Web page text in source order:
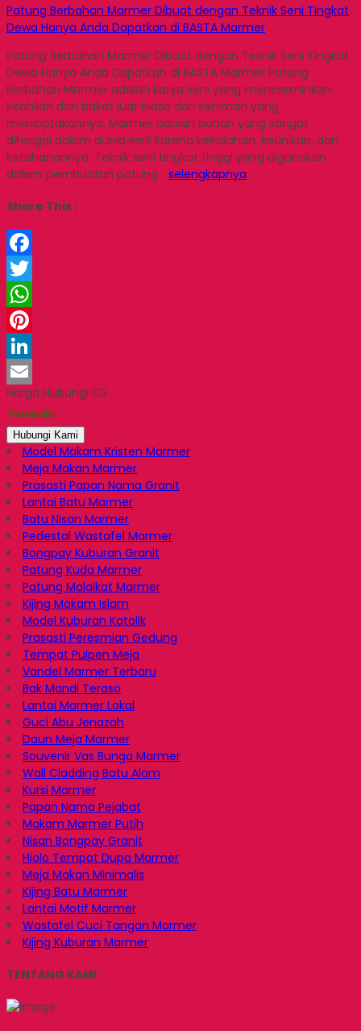
Patung Berbahan Marmer Dibuat dengan Teknik Seni Tingkat
Dewa Hanya Anda Dapatkan di BASTA Marmer
Patung Berbahan Marmer Dibuat dengan Teknik Seni Tingkat
Dewa Hanya Anda Dapatkan di BASTA Marmer Patung
Berbahan Marmer adalah karya seni yang mencerminkan
keahlian dan bakat luar biasa dari seniman yang
menciptakannya. Marmer adalah bahan yang sangat
dihargai dalam dunia seni karena keindahan, keunikan, dan
ketahanannya. Teknik seni tingkat tinggi yang digunakan
dalam pembuatan patung… selengkapnya
Share This :
Facebook
Twitter
WhatsApp
Pinterest
LinkedIn
Email
Harga Hubungi CS
Tersedia
Hubungi Kami
Model Makam Kristen Marmer
Meja Makan Marmer
Prasasti Papan Nama Granit
Lantai Batu Marmer
Batu Nisan Marmer
Pedestal Wastafel Marmer
Bongpay Kuburan Granit
Patung Kuda Marmer
Patung Malaikat Marmer
Kijing Makam Islam
Model Kuburan Katolik
Prasasti Peresmian Gedung
Tempat Pulpen Meja
Vandel Marmer Terbaru
Bak Mandi Teraso
Lantai Marmer Lokal
Guci Abu Jenazah
Daun Meja Marmer
Souvenir Vas Bunga Marmer
Wall Cladding Batu Alam
Kursi Marmer
Papan Nama Pejabat
Makam Marmer Putih
Nisan Bongpay Granit
Hiolo Tempat Dupa Marmer
Meja Makan Minimalis
Kijing Batu Marmer
Lantai Motif Marmer
Wastafel Cuci Tangan Marmer
Kijing Kuburan Marmer
TENTANG KAMI